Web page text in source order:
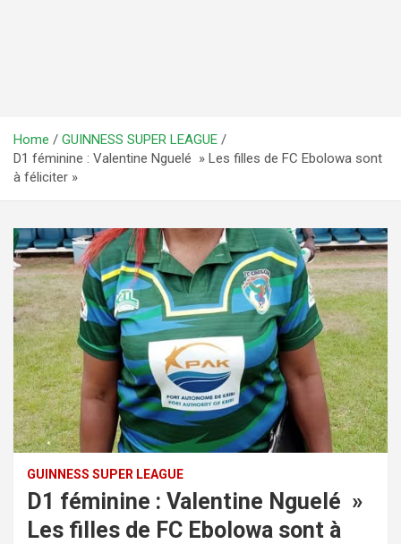
Home
GUINNESS SUPER LEAGUE
D1 féminine : Valentine Nguelé » Les filles de FC Ebolowa sont
à féliciter »
GUINNESS SUPER LEAGUE
D1 féminine : Valentine Nguelé »
Les filles de FC Ebolowa sont à